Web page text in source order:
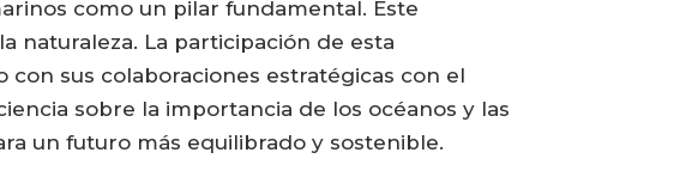
como un pilar fundamental. Este
naturaleza. La participación de esta
sus colaboraciones estratégicas con el
sobre la importancia de los océanos y las
un futuro más equilibrado y sostenible.